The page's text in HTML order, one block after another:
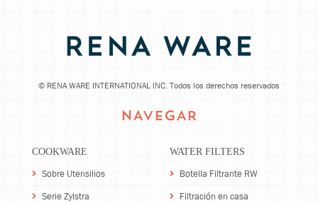
© RENA WARE INTERNATIONAL INC. Todos los derechos reservados
NAVEGAR
COOKWARE
Sobre Utensilios
Serie Zylstra
WATER FILTERS
Botella Filtrante RW
Filtración en casa